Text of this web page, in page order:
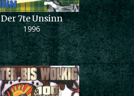
Der 7te Unsinn
1996